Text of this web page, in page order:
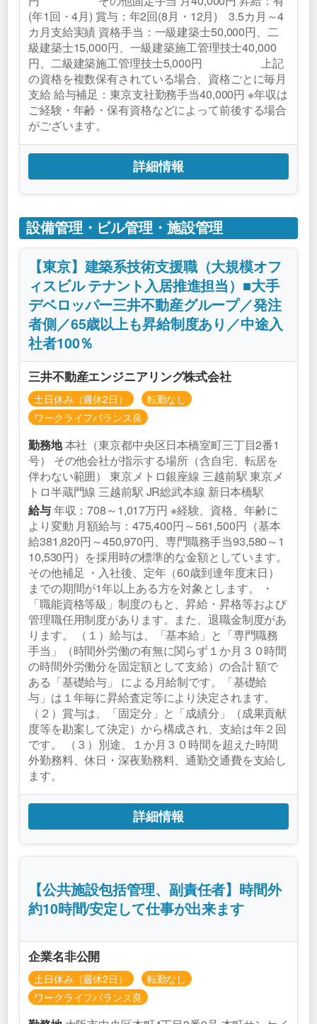
(年1回・4月) 賞与：年2回(8月・12月) 3.5カ月～4
カ月支給実績 資格手当：一級建築士50,000円、二
級建築士15,000円、一級建築施工管理技士40,000
円、二級建築施工管理技士5,000円 上記
の資格を複数保有されている場合、資格ごとに毎月
支給 給与補足：東京支社勤務手当40,000円 ※年収は
ご経験・年齢・保有資格などによって前後する場合
がございます。
詳細情報
設備管理・ビル管理・施設管理
【東京】建築系技術支援職（大規模オフ
ィスビル テナント入居推進担当）■大手
デベロッパー三井不動産グループ／発注
者側／65歳以上も昇給制度あり／中途入
社者100％
三井不動産エンジニアリング株式会社
土日休み（週休2日）
転勤なし
ワークライフバランス良
勤務地本社（東京都中央区日本橋室町三丁目2番1
号） その他会社が指示する場所（含自宅、転居を
伴わない範囲） 東京メトロ銀座線 三越前駅 東京メ
トロ半蔵門線 三越前駅 JR総武本線 新日本橋駅
給与年収：708～1,017万円 ※経験、資格、年齢に
より変動 月額給与：475,400円～561,500円（基本
給381,820円～450,970円、専門職務手当93,580～1
10,530円）を採用時の標準的な金額としています。
その他補足 ・入社後、定年（60歳到達年度末日）
までの期間が1年以上ある方を対象とします。 ・
「職能資格等級」制度のもと、昇給・昇格等および
管理職任用制度があります。また、退職金制度があ
ります。 （１）給与は、「基本給」と「専門職務
手当」（時間外労働の有無に関らず１か月３０時間
の時間外労働分を固定額として支給）の合計 額で
ある「基礎給与」 による月給制です。「基礎給
与」は１年毎に昇給査定等により決定されます。
（２）賞与は、「固定分」と「成績分」（成果貢献
度等を勘案して決定）から構成され、支給は年２回
です。 （３）別途、１か月３０時間を超えた時間
外勤務料、休日・深夜勤務料、通勤交通費を支給し
ます。
詳細情報
【公共施設包括管理、副責任者】時間外
約10時間/安定して仕事が出来ます
企業名非公開
土日休み（週休2日）
転勤なし
ワークライフバランス良